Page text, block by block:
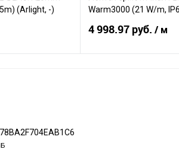
(Arlight, -)
В наличии
Warm3000 (21 W/m,
4 998.97 руб. / м